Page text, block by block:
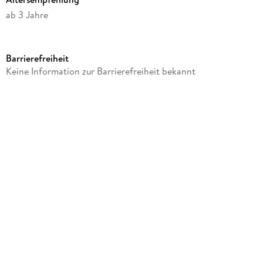
ab 3 Jahre
Produktart
Barrierefreiheit
Keine Information zur Barrierefreiheit bekannt